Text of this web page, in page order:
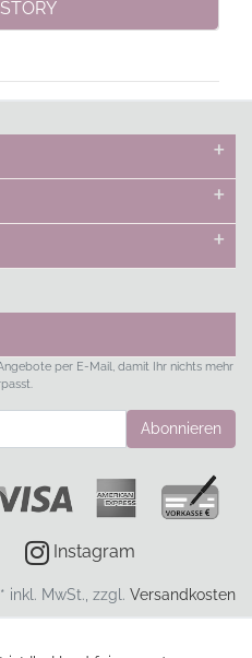
per E-Mail, damit Ihr nichts mehr
Abonnieren
Instagram
* inkl. MwSt., zzgl. Versandkosten